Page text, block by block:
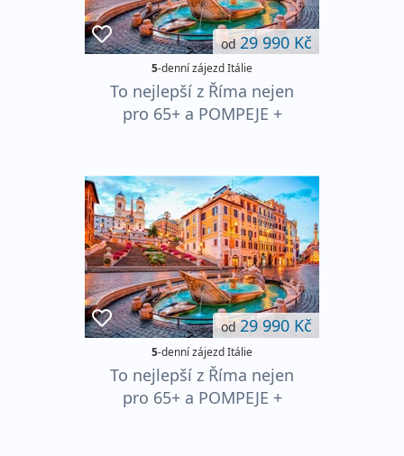
od29 990 Kč
5-denní zájezd Itálie
To nejlepší z Říma nejen
pro 65+ a POMPEJE +
od29 990 Kč
5-denní zájezd Itálie
To nejlepší z Říma nejen
pro 65+ a POMPEJE +